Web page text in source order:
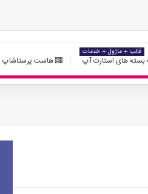
بسته های استارت آپ
قالب + ماژول + خدمات
هاست پرستاشاپ